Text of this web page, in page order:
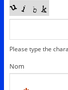
Please type the
Nom